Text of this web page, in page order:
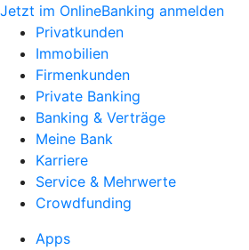
Jetzt im OnlineBanking anmelden
Privatkunden
Immobilien
Firmenkunden
Private Banking
Banking & Verträge
Meine Bank
Karriere
Service & Mehrwerte
Crowdfunding
Apps